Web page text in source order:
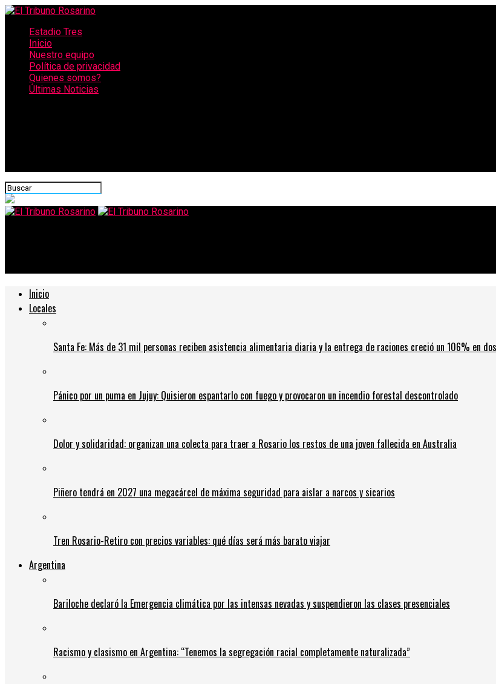
Estadio Tres
Inicio
Nuestro equipo
Política de privacidad
Quienes somos?
Últimas Noticias
Inicio
Locales
Santa Fe: Más de 31 mil personas reciben asistencia alimentaria diaria y la entrega de raciones creció un 106% en
Pánico por un puma en Jujuy: Quisieron espantarlo con fuego y provocaron un incendio forestal descontrolado
Dolor y solidaridad: organizan una colecta para traer a Rosario los restos de una joven fallecida en Australia
Piñero tendrá en 2027 una megacárcel de máxima seguridad para aislar a narcos y sicarios
Tren Rosario-Retiro con precios variables: qué días será más barato viajar
Argentina
Bariloche declaró la Emergencia climática por las intensas nevadas y suspendieron las clases presenciales
Racismo y clasismo en Argentina: “Tenemos la segregación racial completamente naturalizada”